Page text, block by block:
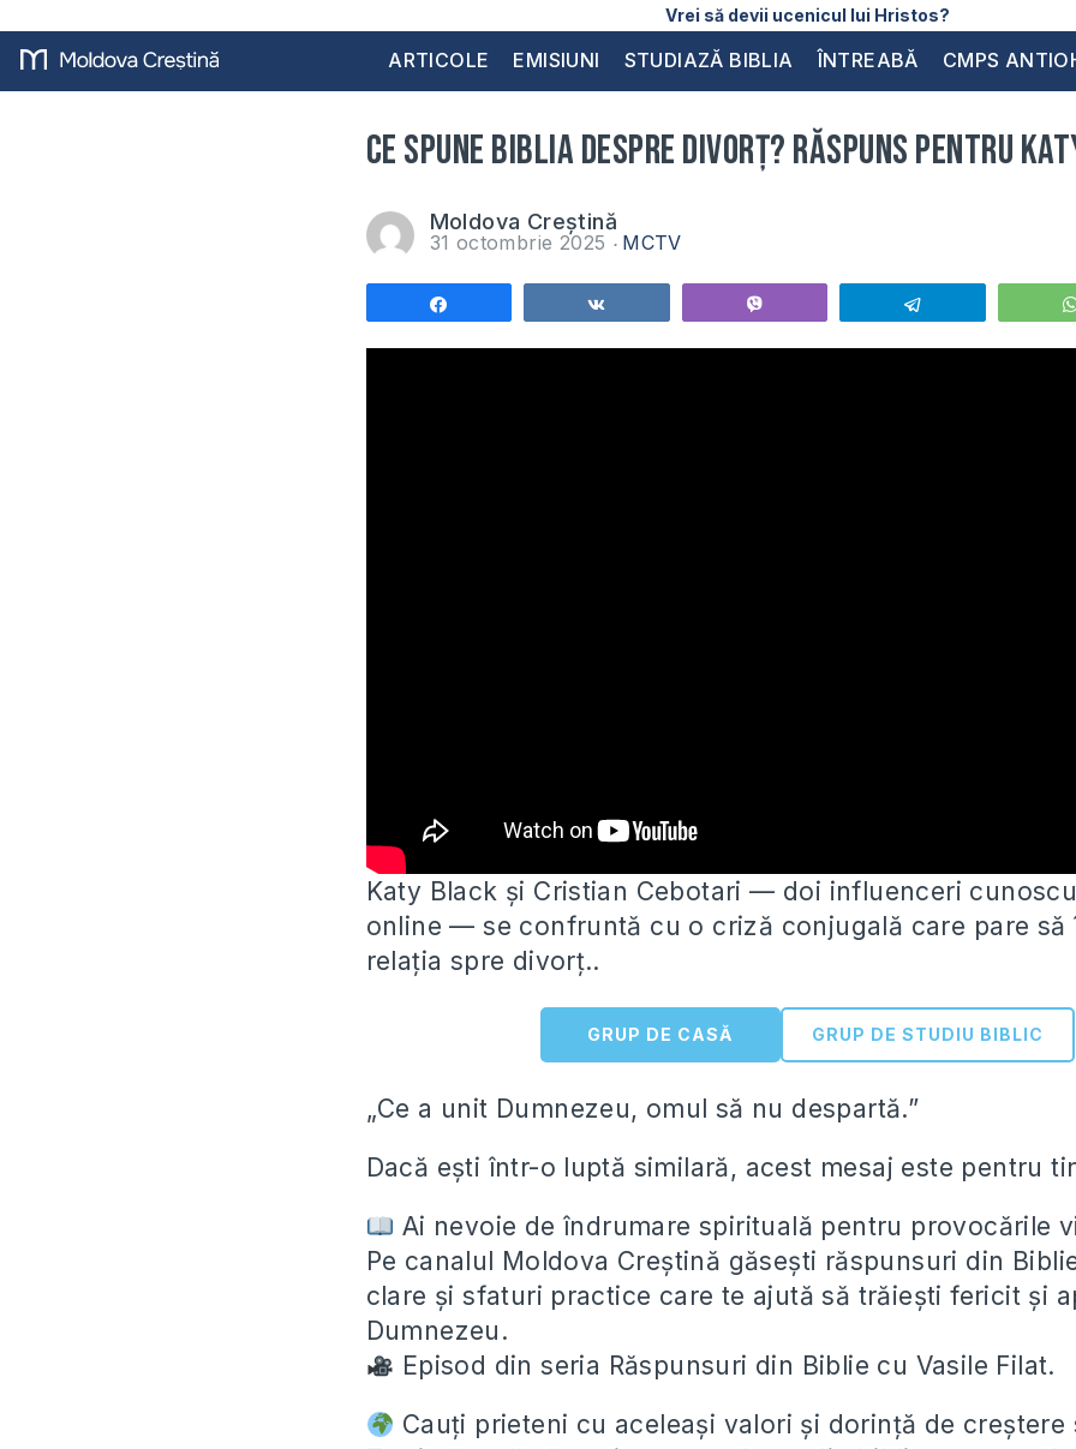
Vrei să devii ucenicul lui Hristos?
ARTICOLE EMISIUNI STUDIAZĂ BIBLIA ÎNTREABĂ CMPS
Ce spune Biblia despre divorț? Răspuns pentru
Moldova Creștină
31 octombrie 2025 MCTV
Katy Black și Cristian Cebotari — doi influenceri
online — se confruntă cu o criză conjugală care pare să
relația spre divorț..
GRUP DE CASĂ GRUP DE STUDIU BIBLIC
„Ce a unit Dumnezeu, omul să nu despartă.”
Dacă ești într-o luptă similară, acest mesaj este pentru
Ai nevoie de îndrumare spirituală pentru provocările
Pe canalul Moldova Creștină găsești răspunsuri din
clare și sfaturi practice care te ajută să trăiești fericit și
Dumnezeu.
Episod din seria Răspunsuri din Biblie cu Vasile Filat.
Cauți prieteni cu aceleași valori și dorință de creștere